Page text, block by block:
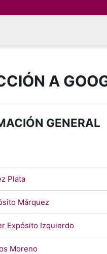
A
secciónGENERAL
PlataPágina
MárquezPágina
Expósito IzquierdoPágina
MorenoPágina